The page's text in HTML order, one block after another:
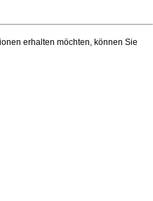
erhalten möchten, können Sie